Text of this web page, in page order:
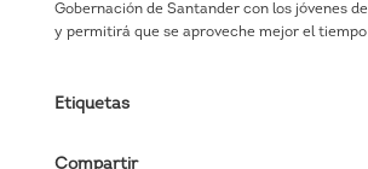
Gobernación de Santander con los jóvenes
y permitirá que se aproveche mejor el tiempo
Etiquetas
Compartir